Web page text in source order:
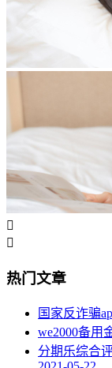


热门文章
国家反诈骗
we2000备用
分期乐综合